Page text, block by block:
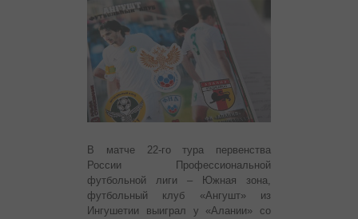
В матче 22-го тура первенства
России Профессиональной
футбольной лиги – Южная зона,
футбольный клуб «Ангушт» из
Ингушетии выиграл у «Алании» со